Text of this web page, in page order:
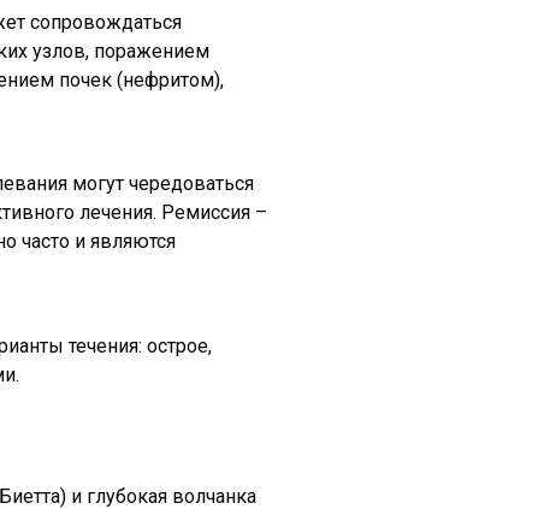
сопровождаться
узлов, поражением
почек (нефритом),
могут чередоваться
лечения. Ремиссия –
часто и являются
течения: острое,
и глубокая волчанка